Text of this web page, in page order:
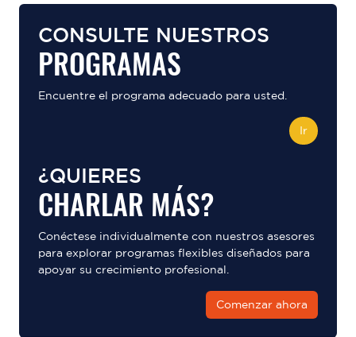
CONSULTE NUESTROS
PROGRAMAS
Encuentre el programa adecuado para usted.
Ir
¿QUIERES
CHARLAR MÁS?
Conéctese individualmente con nuestros asesores
para explorar programas flexibles diseñados para
apoyar su crecimiento profesional.
Comenzar ahora